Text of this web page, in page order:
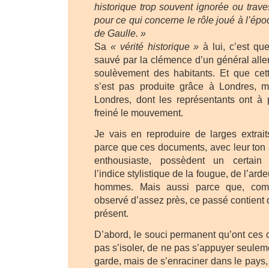
historique trop souvent ignorée ou
pour ce qui concerne le rôle joué à
de Gaulle. »
Sa « vérité historique » à lui, c’est
sauvé par la clémence d’un général
soulèvement des habitants. Et que
s’est pas produite grâce à Londres,
Londres, dont les représentants ont à
freiné le mouvement.
Je vais en reproduire de larges
parce que ces documents, avec leur
enthousiaste, possèdent un certain
l’indice stylistique de la fougue, de
hommes. Mais aussi parce que,
observé d’assez près, ce passé
présent.
D’abord, le souci permanent qu’ont ces
pas s’isoler, de ne pas s’appuyer
garde, mais de s’enraciner dans le